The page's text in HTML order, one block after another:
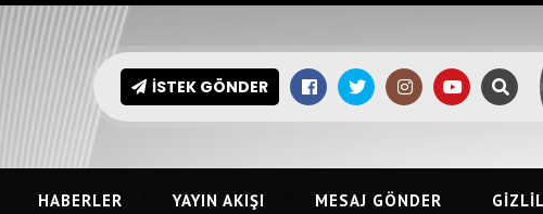
İSTEK GÖNDER
HABERLER YAYIN AKIŞI MESAJ GÖNDER